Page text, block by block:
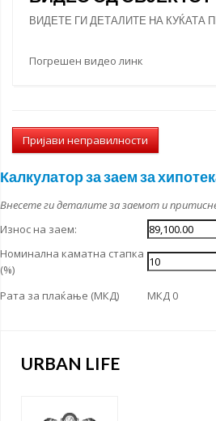
ВИДЕТЕ ГИ ДЕТАЛИТЕ НА КУЌАТА
Погрешен видео линк
Пријави неправилности
Калкулатор за заем за
Внесете ги деталите за заемот и
Износ на заем:
Номинална каматна стапка
(%)
Рата за плаќање (МКД) МКД 0
URBAN LIFE